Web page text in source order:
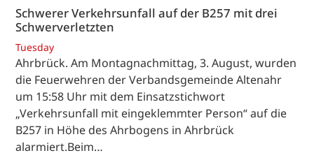
Schwerer Verkehrsunfall auf der B257 mit drei
Schwerverletzten
Tuesday
Ahrbrück. Am Montagnachmittag, 3. August, wurden
die Feuerwehren der Verbandsgemeinde Altenahr
um 15:58 Uhr mit dem Einsatzstichwort
„Verkehrsunfall mit eingeklemmter Person“ auf die
B257 in Höhe des Ahrbogens in Ahrbrück
alarmiert.Beim…